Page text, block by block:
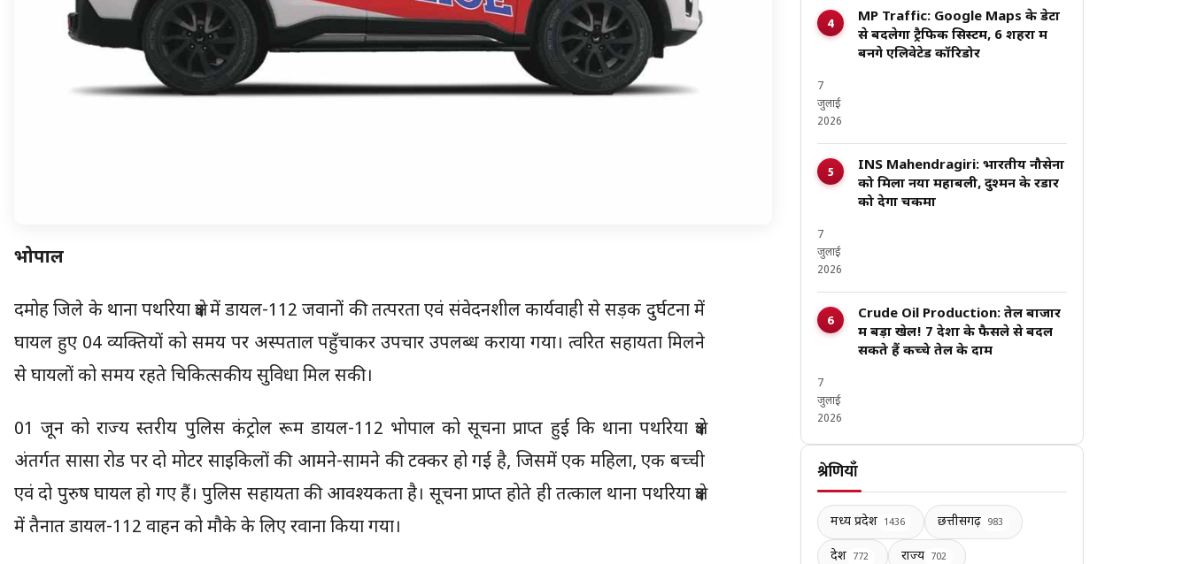
भोपाल
दमोह जिले के थाना पथरिया क्षेत्र में डायल-112 जवानों की तत्परता एवं संवेदनशील कार्यवाही से सड़क दुर्घटना में
घायल हुए 04 व्यक्तियों को समय पर अस्पताल पहुँचाकर उपचार उपलब्ध कराया गया। त्वरित सहायता मिलने
से घायलों को समय रहते चिकित्सकीय सुविधा मिल सकी।
01 जून को राज्य स्तरीय पुलिस कंट्रोल रूम डायल-112 भोपाल को सूचना प्राप्त हुई कि थाना पथरिया क्षेत्र
अंतर्गत सासा रोड पर दो मोटर साइकिलों की आमने-सामने की टक्कर हो गई है, जिसमें एक महिला, एक बच्ची
एवं दो पुरुष घायल हो गए हैं। पुलिस सहायता की आवश्यकता है। सूचना प्राप्त होते ही तत्काल थाना पथरिया क्षेत्र
में तैनात डायल-112 वाहन को मौके के लिए रवाना किया गया।
MP Traffic: Google Maps के डेटा
से बदलेगा ट्रैफिक सिस्टम, 6 शहरों में
बनेंगे एलिवेटेड कॉरिडोर
7
जुलाई
2026
INS Mahendragiri: भारतीय नौसेना
को मिला नया महाबली, दुश्मन के रडार
को देगा चकमा
7
जुलाई
2026
Crude Oil Production: तेल बाजार
में बड़ा खेल! 7 देशों के फैसले से बदल
सकते हैं कच्चे तेल के दाम
7
जुलाई
2026
श्रेणियाँ
मध्य प्रदेश 1436 छत्तीसगढ़ 983
देश 772 राज्य 702